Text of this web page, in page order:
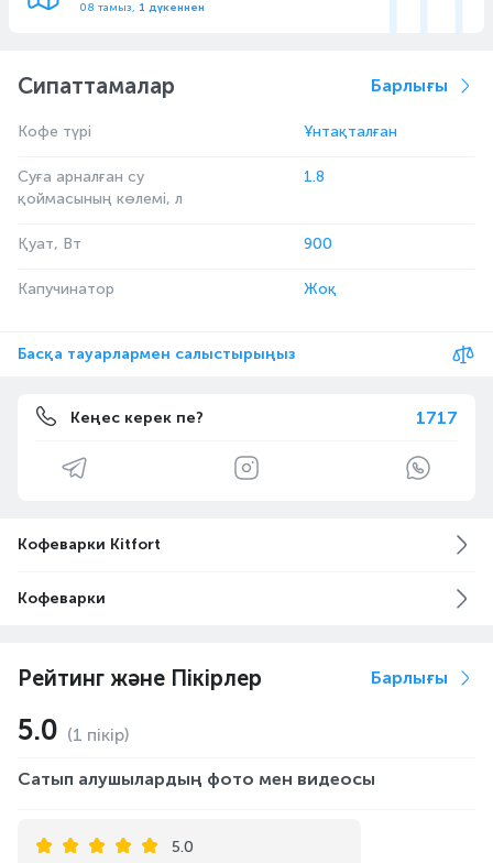
08 тамыз, 1 дүкеннен
Сипаттамалар Барлығы
Кофе түрі Ұнтақталған
Суға арналған су
қоймасының көлемі, л
1.8
Қуат, Вт 900
Капучинатор Жоқ
Басқа тауарлармен салыстырыңыз
Кеңес керек пе? 1717
Кофеварки Kitfort
Кофеварки
Рейтинг және Пікірлер Барлығы
5.0 (1 пікір)
Сатып алушылардың фото мен видеосы
5.0